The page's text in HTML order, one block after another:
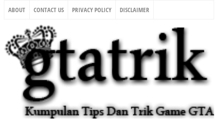
ABOUT CONTACT US PRIVACY POLICY DISCLAIMER